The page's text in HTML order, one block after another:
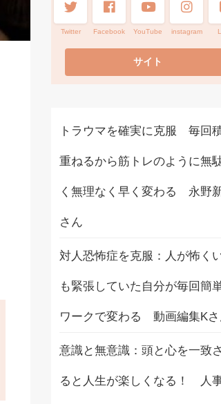
Twitter Facebook YouTube instagram
トラウマを確実に克服 毎回
重ねるから筋トレのように無
く無理なく早く変わる 永野
さん
対人恐怖症を克服：人が怖く
も緊張していた自分が毎回簡
ワークで変わる 動画編集Kさ
意識と無意識：頭と心を一致
ると人生が楽しくなる！ 人